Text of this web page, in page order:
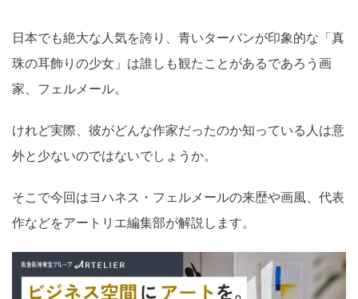
日本でも絶大な人気を誇り、青いターバンが印象的な「真
珠の耳飾りの少女」は誰しも観たことがあるであろう画
家、フェルメール。
けれど実際、彼がどんな作家だったのか知っている人は意
外と少ないのではないでしょうか。
そこで今回はヨハネス・フェルメールの来歴や画風、代表
作などをアートリエ編集部が解説します。